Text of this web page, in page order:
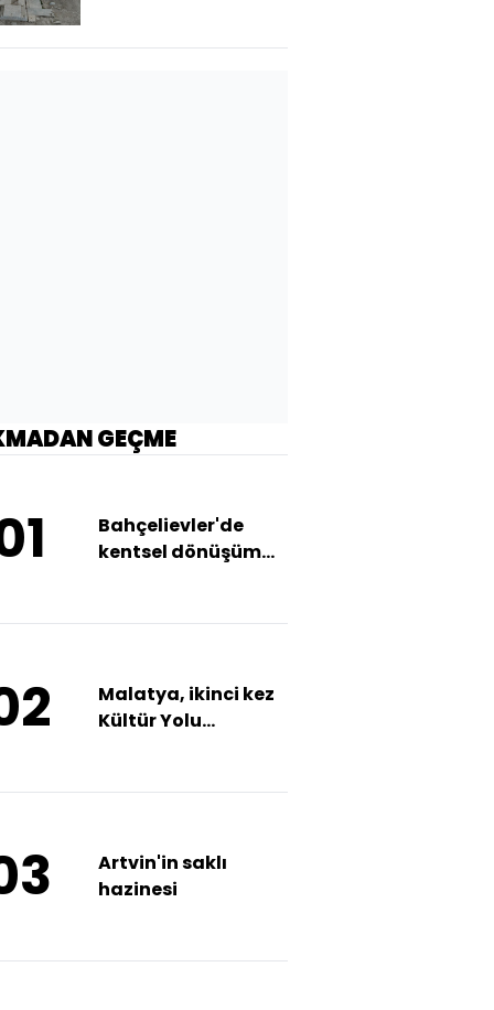
GEÇME
Bahçelievler'de
kentsel dönüşüm
Malatya, ikinci kez
Kültür Yolu
Artvin'in saklı
hazinesi